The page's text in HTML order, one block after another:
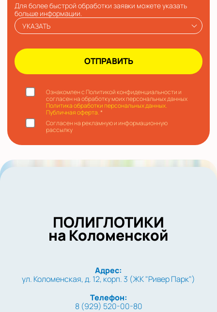
Для более быстрой обработки заявки можете указать
больше информации.
УКАЗАТЬ
Ознакомлен с Политикой конфиденциальности и
согласен на обработку моих персональных данных
Политика обработки персональных данных.
Публичная оферта.*
Согласен на рекламную и информационную
рассылку
ПОЛИГЛОТИКИ
на Коломенской
Адрес:
ул. Коломенская, д. 12, корп. 3 (ЖК "Ривер Парк")
Телефон:
8 (929) 520-00-80